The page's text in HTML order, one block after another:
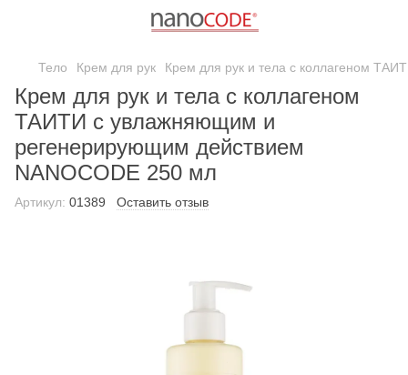
Тело Крем для рук Крем для рук и тела с коллагеном
Крем для рук и тела с коллагеном
ТАИТИ с увлажняющим и
регенерирующим действием
NANOCODE 250 мл
Артикул: 01389 Оставить отзыв